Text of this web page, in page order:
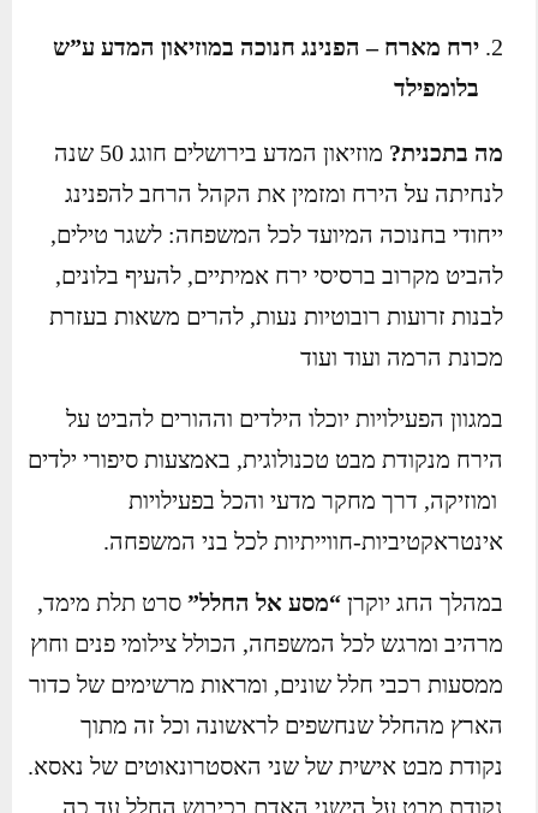
ירח מארח – הפנינג חנוכה במוזיאון המדע ע”ש
בלומפילד
מה בתכנית?
מוזיאון המדע בירושלים חוגג 50 שנה
לנחיתה על הירח ומזמין את הקהל הרחב להפנינג
ייחודי בחנוכה המיועד לכל המשפחה: לשגר טילים,
להביט מקרוב ברסיסי ירח אמיתיים, להעיף בלונים,
לבנות זרועות רובוטיות נעות, להרים משאות בעזרת
מכונת הרמה ועוד ועוד
במגוון הפעילויות יוכלו הילדים וההורים להביט על
הירח מנקודת מבט טכנולוגית, באמצעות סיפורי ילדים
ומוזיקה, דרך מחקר מדעי והכל בפעילויות
אינטראקטיביות-חווייתיות לכל בני המשפחה.
במהלך החג יוקרן “מסע אל החלל” סרט תלת מימד,
מרהיב ומרגש לכל המשפחה, הכולל צילומי פנים וחוץ
ממסעות רכבי חלל שונים, ומראות מרשימים של כדור
הארץ מהחלל שנחשפים לראשונה וכל זה מתוך
נקודת מבט אישית של שני האסטרונאוטים של נאסא.
נקודת מבט על הישגי האדם בכיבוש החלל עד כה,